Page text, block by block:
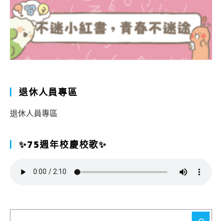
退休人員專區
退休人員專區
✨75週年校慶校歌✨